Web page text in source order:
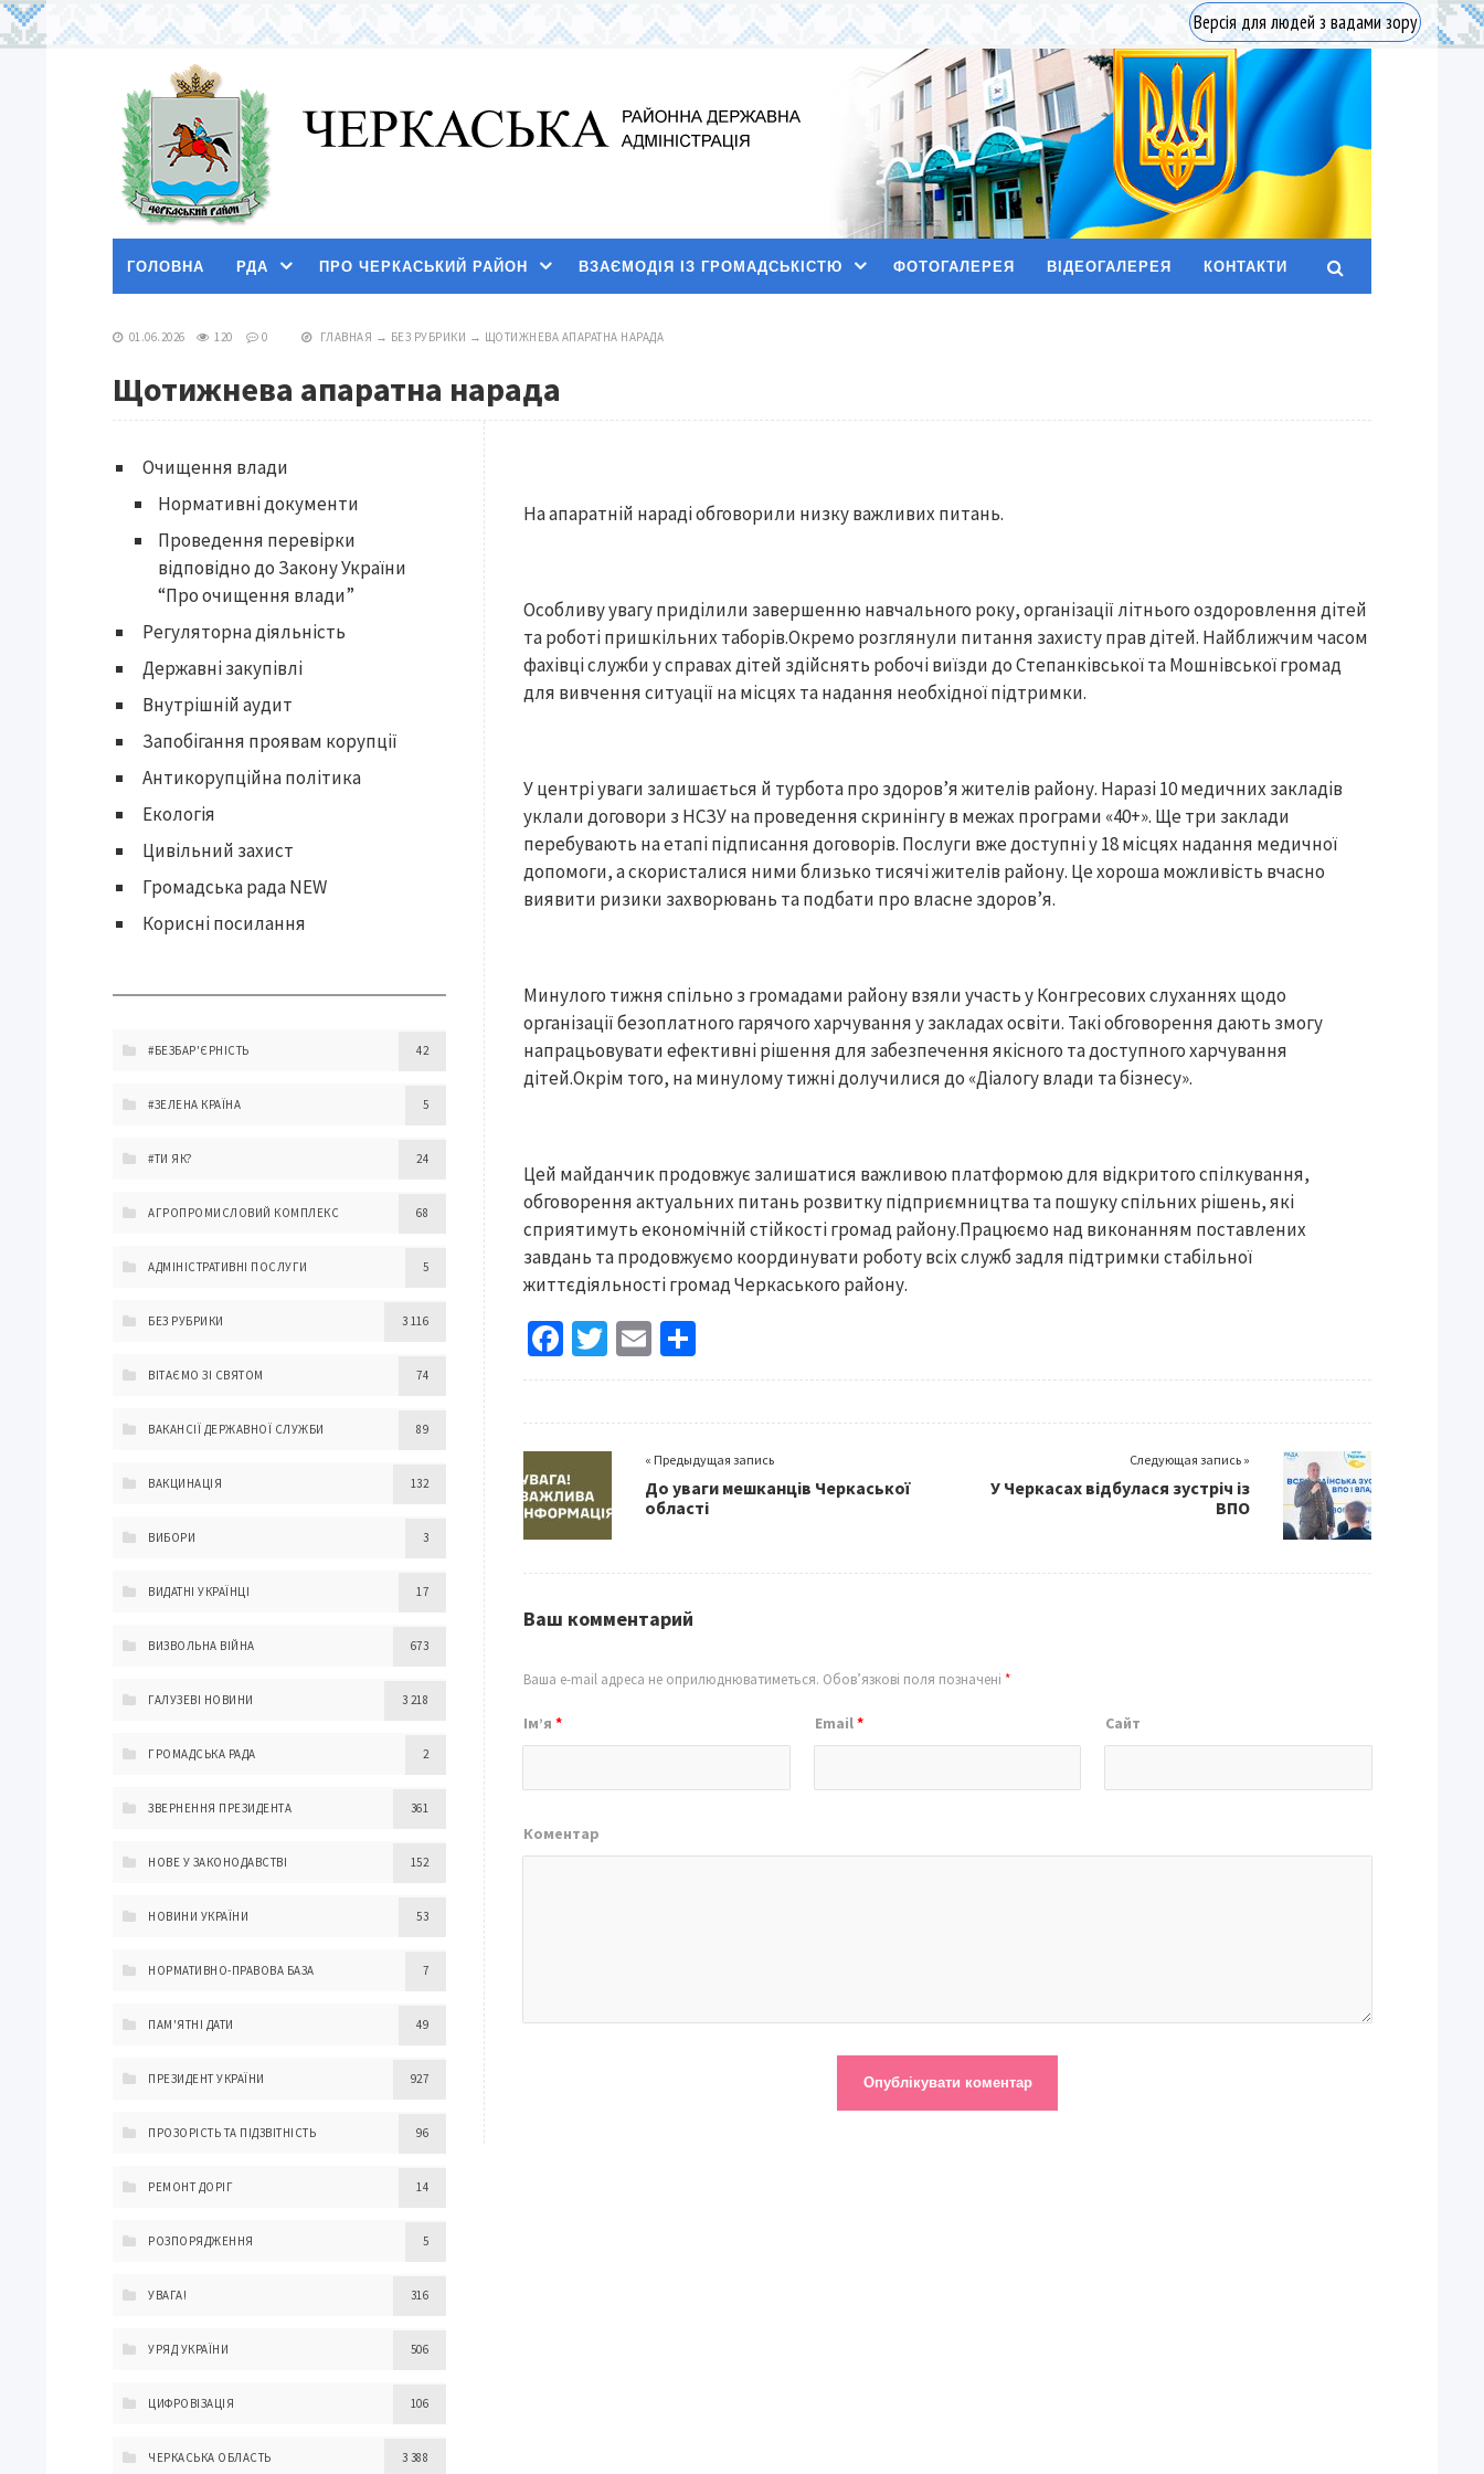
Версія для людей з вадами зору
ГОЛОВНА РДА ПРО ЧЕРКАСЬКИЙ РАЙОН ВЗАЄМОДІЯ ІЗ ГРОМАДСЬКІСТЮ ФОТОГАЛЕРЕЯ ВІДЕОГАЛЕРЕЯ КОНТАКТИ
01.06.2026 120 0 ГЛАВНАЯ → БЕЗ РУБРИКИ → ЩОТИЖНЕВА АПАРАТНА НАРАДА
Щотижнева апаратна нарада
На апаратній нараді обговорили низку важливих питань.
Особливу увагу приділили завершенню навчального року, організації літнього оздоровлення дітей
та роботі пришкільних таборів.Окремо розглянули питання захисту прав дітей. Найближчим часом
фахівці служби у справах дітей здійснять робочі виїзди до Степанківської та Мошнівської громад
для вивчення ситуації на місцях та надання необхідної підтримки.
У центрі уваги залишається й турбота про здоров’я жителів району. Наразі 10 медичних закладів
уклали договори з НСЗУ на проведення скринінгу в межах програми «40+». Ще три заклади
перебувають на етапі підписання договорів. Послуги вже доступні у 18 місцях надання медичної
допомоги, а скористалися ними близько тисячі жителів району. Це хороша можливість вчасно
виявити ризики захворювань та подбати про власне здоров’я.
Минулого тижня спільно з громадами району взяли участь у Конгресових слуханнях щодо
організації безоплатного гарячого харчування у закладах освіти. Такі обговорення дають змогу
напрацьовувати ефективні рішення для забезпечення якісного та доступного харчування
дітей.Окрім того, на минулому тижні долучилися до «Діалогу влади та бізнесу».
Цей майданчик продовжує залишатися важливою платформою для відкритого спілкування,
обговорення актуальних питань розвитку підприємництва та пошуку спільних рішень, які
сприятимуть економічній стійкості громад району.Працюємо над виконанням поставлених
завдань та продовжуємо координувати роботу всіх служб задля підтримки стабільної
життєдіяльності громад Черкаського району.
Fa
ce
o
o
k
T
wi
er
E
m
l
h
« Предыдущая запись
До уваги мешканців Черкаської
області
Следующая запись »
У Черкасах відбулася зустріч із
ВПО
Ваш комментарий
Ваша e-mail адреса не оприлюднюватиметься. Обов’язкові поля позначені*
Ім’я* Email* Сайт
Коментар
Очищення влади
Нормативні документи
Проведення перевірки
відповідно до Закону України
“Про очищення влади”
Регуляторна діяльність
Державні закупівлі
Внутрішній аудит
Запобігання проявам корупції
Антикорупційна політика
Екологія
Цивільний захист
Громадська рада NEW
Корисні посилання
#БЕЗБАР'ЄРНІСТЬ 42
#ЗЕЛЕНА КРАЇНА 5
#ТИ ЯК? 24
АГРОПРОМИСЛОВИЙ КОМПЛЕКС 68
АДМІНІСТРАТИВНІ ПОСЛУГИ 5
БЕЗ РУБРИКИ 3 116
ВІТАЄМО ЗІ СВЯТОМ 74
ВАКАНСІЇ ДЕРЖАВНОЇ СЛУЖБИ 89
ВАКЦИНАЦІЯ 132
ВИБОРИ 3
ВИДАТНІ УКРАЇНЦІ 17
ВИЗВОЛЬНА ВІЙНА 673
ГАЛУЗЕВІ НОВИНИ 3 218
ГРОМАДСЬКА РАДА 2
ЗВЕРНЕННЯ ПРЕЗИДЕНТА 361
НОВЕ У ЗАКОНОДАВСТВІ 152
НОВИНИ УКРАЇНИ 53
НОРМАТИВНО-ПРАВОВА БАЗА 7
ПАМ'ЯТНІ ДАТИ 49
ПРЕЗИДЕНТ УКРАЇНИ 927
ПРОЗОРІСТЬ ТА ПІДЗВІТНІСТЬ 96
РЕМОНТ ДОРІГ 14
РОЗПОРЯДЖЕННЯ 5
УВАГА! 316
УРЯД УКРАЇНИ 506
ЦИФРОВІЗАЦІЯ 106
ЧЕРКАСЬКА ОБЛАСТЬ 3 388